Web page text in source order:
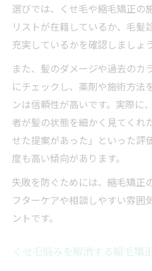
選びでは、くせ毛や縮毛矯正の
リストが在籍しているか、毛髪
充実しているかを確認しましょう
また、髪のダメージや過去のカ
にチェックし、薬剤や施術方法
ンは信頼性が高いです。実際に
者が髪の状態を細かく見てくれ
せた提案があった」といった評
度も高い傾向があります。
失敗を防ぐためには、縮毛矯正
フターケアや相談しやすい雰囲
ントです。
くせ毛悩みを解消する縮毛矯